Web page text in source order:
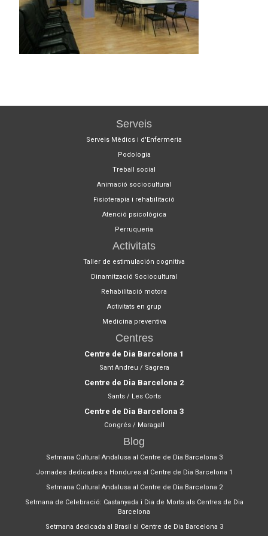
Serveis
Serveis Mèdics i d'Enfermeria
Podologia
Treball social
Animació sociocultural
Fisioterapia i rehabilitació
Atenció psicològica
Perruqueria
Activitats
Taller de estimulación cognitiva
Dinamització Sociocultural
Rehabilitació motora
Activitats en grup
Medicina preventiva
Centres
Centre de Dia Barcelona 1
Sant Andreu / Sagrera
Centre de Dia Barcelona 2
Sants / Les Corts
Centre de Dia Barcelona 3
Congrés / Maragall
Blog
Setmana Cultural Andalusa al Centre de Dia Barcelona 3
Jornades dedicades a Hondures al Centre de Dia Barcelona 1
Setmana Cultural Andalusa al Centre de Dia Barcelona 2
Setmana de Celebració: Castanyada i Dia de Morts als Centres de Dia
Barcelona
Setmana dedicada al Brasil al Centre de Dia Barcelona 3